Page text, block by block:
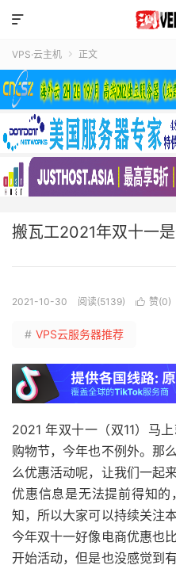

VPS·云主机  正文
搬瓦工2021年双十一是
2021-10-30 阅读(5139)  赞(0)
# VPS云服务器推荐
2021 年双十一（双11）马
购物节，今年也不例外。那
么优惠活动呢，让我们一起
优惠信息是无法提前得知
知，所以大家可以持续关注
今年双十一好像电商优惠也
开始活动，但是也没感觉到